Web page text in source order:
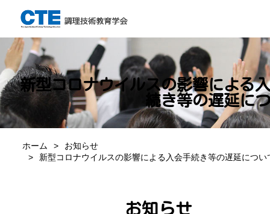
新型コロナウイルスの影響による
続き等の遅延に
ホーム
お知らせ
新型コロナウイルスの影響による入会手続き等の遅延につい
お知らせ